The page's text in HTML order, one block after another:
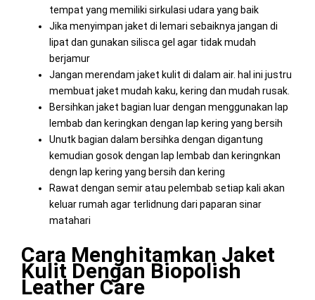
tempat yang memiliki sirkulasi udara yang baik
Jika menyimpan jaket di lemari sebaiknya jangan di
lipat dan gunakan silisca gel agar tidak mudah
berjamur
Jangan merendam jaket kulit di dalam air. hal ini justru
membuat jaket mudah kaku, kering dan mudah rusak.
Bersihkan jaket bagian luar dengan menggunakan lap
lembab dan keringkan dengan lap kering yang bersih
Unutk bagian dalam bersihka dengan digantung
kemudian gosok dengan lap lembab dan keringnkan
dengn lap kering yang bersih dan kering
Rawat dengan semir atau pelembab setiap kali akan
keluar rumah agar terlidnung dari paparan sinar
matahari
Cara Menghitamkan Jaket
Kulit Dengan Biopolish
Leather Care